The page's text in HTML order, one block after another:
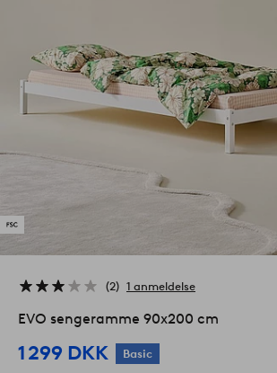
2 1 anmeldelse
EVO sengeramme 90x200 cm
1 299 DKK Basic